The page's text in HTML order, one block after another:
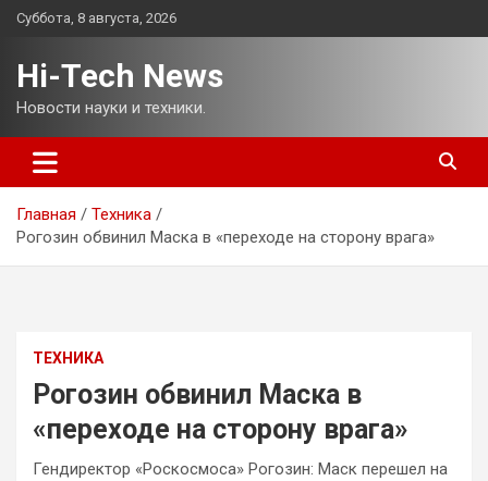
Перейти
Суббота, 8 августа, 2026
Hi-Tech News
Новости науки и техники.
Главная
Техника
Рогозин обвинил Маска в «переходе на сторону врага»
ТЕХНИКА
Рогозин обвинил Маска в
«переходе на сторону врага»
Гендиректор «Роскосмоса» Рогозин: Маск перешел на